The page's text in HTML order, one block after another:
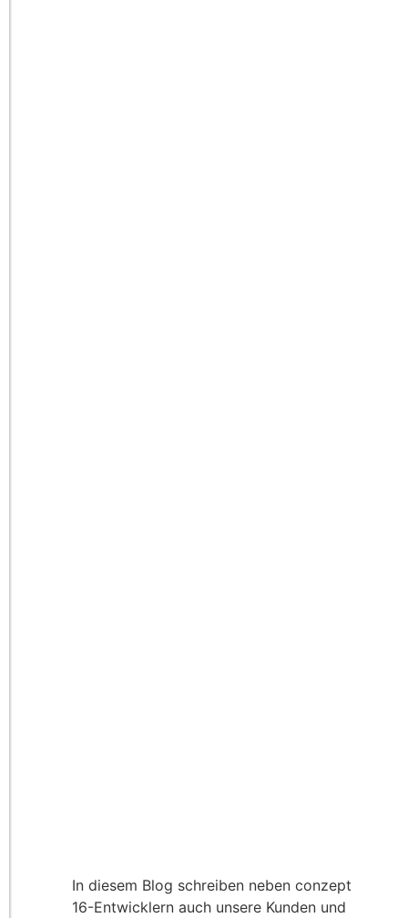
In diesem Blog schreiben neben conzept
16-Entwicklern auch unsere Kunden und